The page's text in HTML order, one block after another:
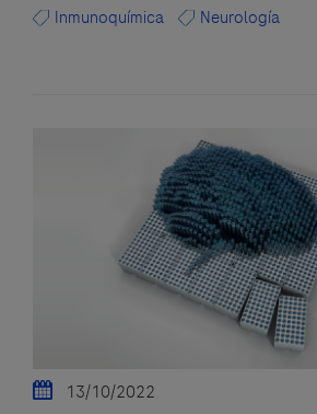
Inmunoquímica
Neurología
13/10/2022